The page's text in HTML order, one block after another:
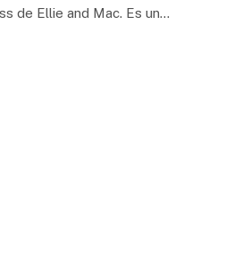
de Ellie and Mac. Es un…